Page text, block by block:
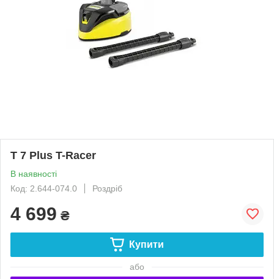
T 7 Plus T-Racer
В наявності
Код: 2.644-074.0
Роздріб
4 699 ₴
Купити
або